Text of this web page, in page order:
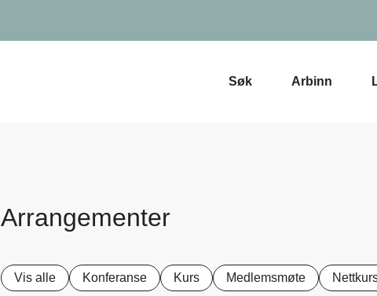
Søk Arbinn
Arrangementer
Vis alle Konferanse Kurs Medlemsmøte